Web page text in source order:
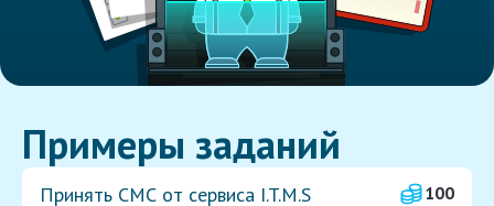
Примеры заданий
Принять СМС от сервиса I.T.M.S
100